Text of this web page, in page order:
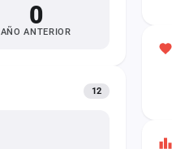
0
AÑO ANTERIOR
12